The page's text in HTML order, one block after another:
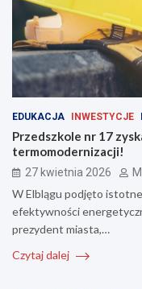
EDUKACJA INWESTYCJE
Przedszkole nr 17
termomodernizacji!
27 kwietnia 2026
W Elblągu podjęto
efektywności
prezydent miasta,…
Czytaj dalej